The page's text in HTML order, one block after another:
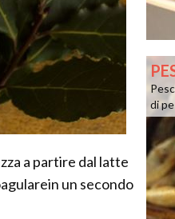
a partire dal latte
un secondo
di